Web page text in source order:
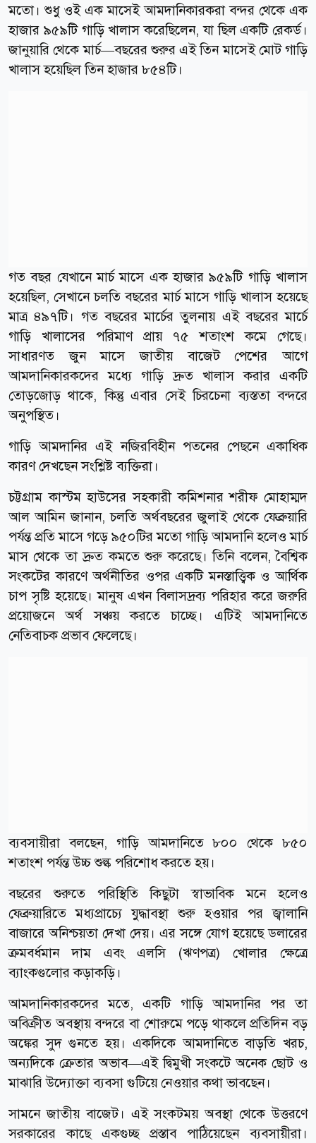
মতো। শুধু ওই এক মাসেই আমদানিকারকরা বন্দর থেকে এক
হাজার ৯৫৯টি গাড়ি খালাস করেছিলেন, যা ছিল একটি রেকর্ড।
জানুয়ারি থেকে মার্চ—বছরের শুরুর এই তিন মাসেই মোট গাড়ি
খালাস হয়েছিল তিন হাজার ৮৫৪টি।
গত বছর যেখানে মার্চ মাসে এক হাজার ৯৫৯টি গাড়ি খালাস
হয়েছিল, সেখানে চলতি বছরের মার্চ মাসে গাড়ি খালাস হয়েছে
মাত্র ৪৯৭টি। গত বছরের মার্চের তুলনায় এই বছরের মার্চে
গাড়ি খালাসের পরিমাণ প্রায় ৭৫ শতাংশ কমে গেছে।
সাধারণত জুন মাসে জাতীয় বাজেট পেশের আগে
আমদানিকারকদের মধ্যে গাড়ি দ্রুত খালাস করার একটি
তোড়জোড় থাকে, কিন্তু এবার সেই চিরচেনা ব্যস্ততা বন্দরে
অনুপস্থিত।
গাড়ি আমদানির এই নজিরবিহীন পতনের পেছনে একাধিক
কারণ দেখছেন সংশ্লিষ্ট ব্যক্তিরা।
চট্টগ্রাম কাস্টম হাউসের সহকারী কমিশনার শরীফ মোহাম্মদ
আল আমিন জানান, চলতি অর্থবছরের জুলাই থেকে ফেব্রুয়ারি
পর্যন্ত প্রতি মাসে গড়ে ৯৫০টির মতো গাড়ি আমদানি হলেও মার্চ
মাস থেকে তা দ্রুত কমতে শুরু করেছে। তিনি বলেন, বৈশ্বিক
সংকটের কারণে অর্থনীতির ওপর একটি মনস্তাত্ত্বিক ও আর্থিক
চাপ সৃষ্টি হয়েছে। মানুষ এখন বিলাসদ্রব্য পরিহার করে জরুরি
প্রয়োজনে অর্থ সঞ্চয় করতে চাচ্ছে। এটিই আমদানিতে
নেতিবাচক প্রভাব ফেলেছে।
ব্যবসায়ীরা বলছেন, গাড়ি আমদানিতে ৮০০ থেকে ৮৫০
শতাংশ পর্যন্ত উচ্চ শুল্ক পরিশোধ করতে হয়।
বছরের শুরুতে পরিস্থিতি কিছুটা স্বাভাবিক মনে হলেও
ফেব্রুয়ারিতে মধ্যপ্রাচ্যে যুদ্ধাবস্থা শুরু হওয়ার পর জ্বালানি
বাজারে অনিশ্চয়তা দেখা দেয়। এর সঙ্গে যোগ হয়েছে ডলারের
ক্রমবর্ধমান দাম এবং এলসি (ঋণপত্র) খোলার ক্ষেত্রে
ব্যাংকগুলোর কড়াকড়ি।
আমদানিকারকদের মতে, একটি গাড়ি আমদানির পর তা
অবিক্রীত অবস্থায় বন্দরে বা শোরুমে পড়ে থাকলে প্রতিদিন বড়
অঙ্কের সুদ গুনতে হয়। একদিকে আমদানিতে বাড়তি খরচ,
অন্যদিকে ক্রেতার অভাব—এই দ্বিমুখী সংকটে অনেক ছোট ও
মাঝারি উদ্যোক্তা ব্যবসা গুটিয়ে নেওয়ার কথা ভাবছেন।
সামনে জাতীয় বাজেট। এই সংকটময় অবস্থা থেকে উত্তরণে
সরকারের কাছে একগুচ্ছ প্রস্তাব পাঠিয়েছেন ব্যবসায়ীরা।